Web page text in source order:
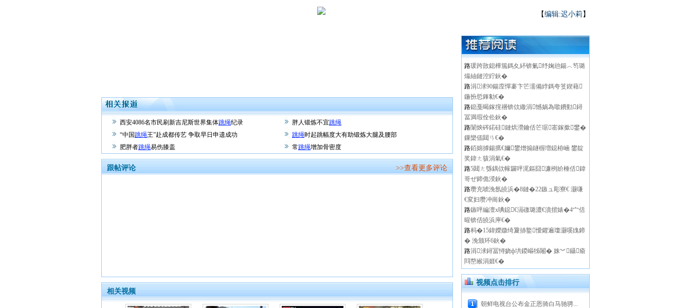
【编辑:迟小莉 】
西安4086名市民刷新吉尼斯世界集体跳绳纪录 胖人锻炼不宜跳绳
“中国跳绳王”赴成都传艺 争取早日申遗成功 跳绳时起跳幅度大有助锻炼大腿及腰部
肥胖者跳绳易伤膝盖 常跳绳增加骨密度
跟帖评论 >>查看更多评论
相关视频
路瑗跨敳鎴樺箷鎷夊紑锛氭纾婅兘鍚︿笉璐
熶紬鏈涳紵鈥�
路涓浗90鍚庢憚褰卞笀濡備綍鎷夸笅鍥藉
鍦扮悊鎽勨€�
路鎴戞暍鎵撹祵锛佽繖涓憾娲為噷鐨勭鐞
冨満瑕佺伀鈥�
路闈炴硶鍩硅鏈烘瀯鑰佸笀琚寚鎵撳鐢�
鏁欒偛閮ㄢ€�
路銆婂摢鍚掋€嬭鐢熷搧鐩楃増鐚栫崡 鐢靛
奖鍏ㄤ骇涓氣€�
路5閮ㄤ綔鍝佽幏鑼呯浘鏂囧濂栵紒棰佸鍏
哥ぜ鍗佹湀鈥�
路瓒充唬浼氬皢浜�8鏈�22鏃ュ彫寮€ 灏嗛
€変妇瓒冲崗鈥�
路鏃呯編澶х唺鐚€滆礉璐濃€濆揩婊�4宀佸
暒锛佸皢浜庘€�
路杩�15鍏嬫媺绮夐捇鐜懓鑺遍瓊灏嗘媿鍗
� 浼颁环6鈥�
路涓浗鐞冨憳娆ф垬鍐嶇牬闂� 姝︾鑷瘉
閰嶅緱涓娾€�
视频点击排行
朝鲜电视台公布金正恩骑白马驰骋...